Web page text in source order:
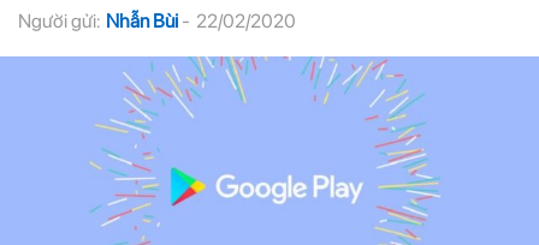
Người gửi: Nhẫn Bùi - 22/02/2020